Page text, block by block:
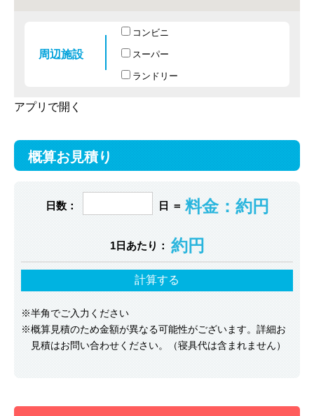
周辺施設
コンビニ
スーパー
ランドリー
アプリで開く
概算お見積り
日数： 日 ＝ 料金：約円
1日あたり： 約円
計算する
※半角でご入力ください
※概算見積のため金額が異なる可能性がございます。詳細お
見積はお問い合わせください。（寝具代は含まれません）